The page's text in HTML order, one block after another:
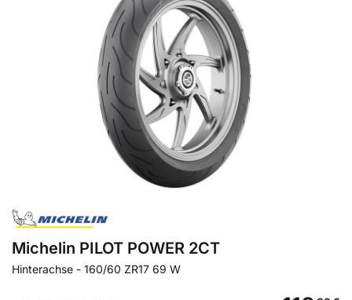
Michelin PILOT POWER 2CT
Hinterachse - 160/60 ZR17 69 W